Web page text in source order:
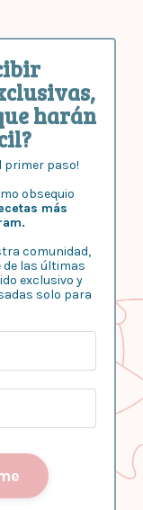
harán
primer paso!
obsequio
más
comunidad,
las últimas
exclusivo y
solo para